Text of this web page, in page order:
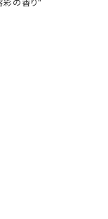
の香り"